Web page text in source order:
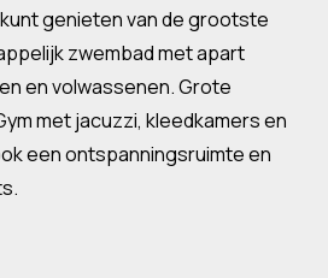
genieten van de grootste
zwembad met apart
en volwassenen. Grote
met jacuzzi, kleedkamers en
een ontspanningsruimte en